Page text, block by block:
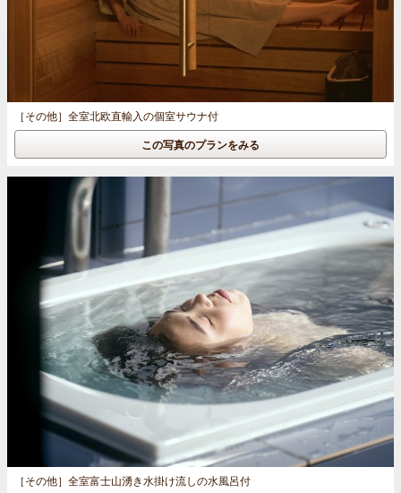
［その他］ 全室北欧直輸入の個室サウナ付
この写真のプランをみる
［その他］ 全室富士山湧き水掛け流しの水風呂付